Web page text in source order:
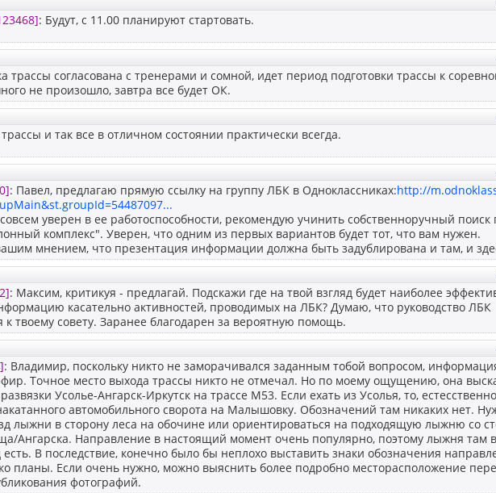
: Будут, с 11.00 планируют стартовать.
трассы согласована с тренерами и сомной, идет период подготовки трассы к
не произошло, завтра все будет ОК.
и так все в отличном состоянии практически всегда.
: Павел, предлагаю прямую ссылку на группу ЛБК в Одноклассниках:http://
уверен в ее работоспособности, рекомендую учинить собственноручный поиск
комплекс". Уверен, что одним из первых вариантов будет тот, что вам нужен.
мнением, что презентация информации должна быть задублирована и там, и
: Максим, критикуя - предлагай. Подскажи где на твой взгляд будет наиболее
касательно активностей, проводимых на ЛБК? Думаю, что руководство ЛБК
к твоему совету. Заранее благодарен за вероятную помощь.
: Владимир, поскольку никто не заморачивался заданным тобой вопросом,
Точное место выхода трассы никто не отмечал. Но по моему ощущению, она
Усолье-Ангарск-Иркутск на трассе М53. Если ехать из Усолья, то,
автомобильного сворота на Малышовку. Обозначений там никаких нет.
лыжни в сторону леса на обочине или ориентироваться на подходящую лыжню со
Ангарска. Направление в настоящий момент очень популярно, поэтому лыжня там
есть. В последствие, конечно было бы неплохо выставить знаки обозначения
планы. Если очень нужно, можно выяснить более подробно месторасположение
фотографий.